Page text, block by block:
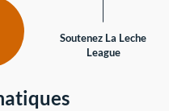
Soutenez La Leche
League